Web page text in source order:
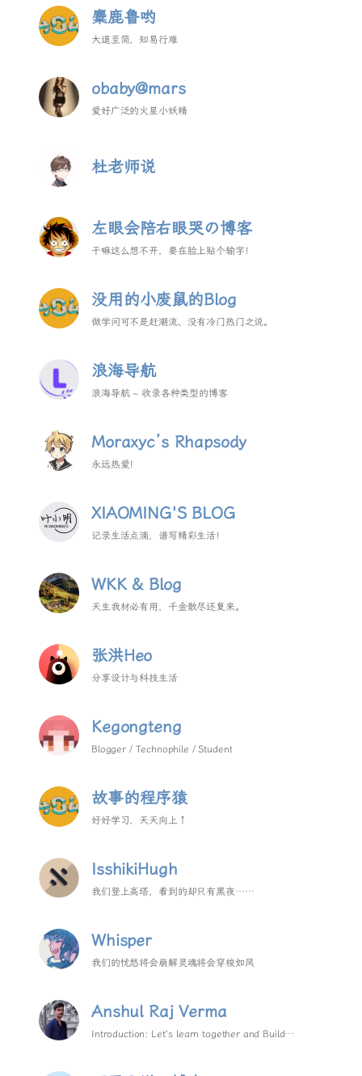
麋鹿鲁哟
大道至简，知易行难
obaby@mars
爱好广泛的火星小妖精
杜老师说
左眼会陪右眼哭の博客
干嘛这么想不开，要在脸上贴个输字！
没用的小废鼠的Blog
做学问可不是赶潮流、没有冷门热门之说。
浪海导航
浪海导航 ~ 收录各种类型的博客
Moraxyc’s Rhapsody
永远热爱！
XIAOMING'S BLOG
记录生活点滴，谱写精彩生活！
WKK & Blog
天生我材必有用，千金散尽还复来。
张洪Heo
分享设计与科技生活
Kegongteng
Blogger / Technophile / Student
故事的程序猿
好好学习，天天向上↑
IsshikiHugh
我们登上高塔，看到的却只有黑夜……
Whisper
我们的忧愁将会崩解灵魂将会穿梭如风
Anshul Raj Verma
Introduction: Let's learn together and Build